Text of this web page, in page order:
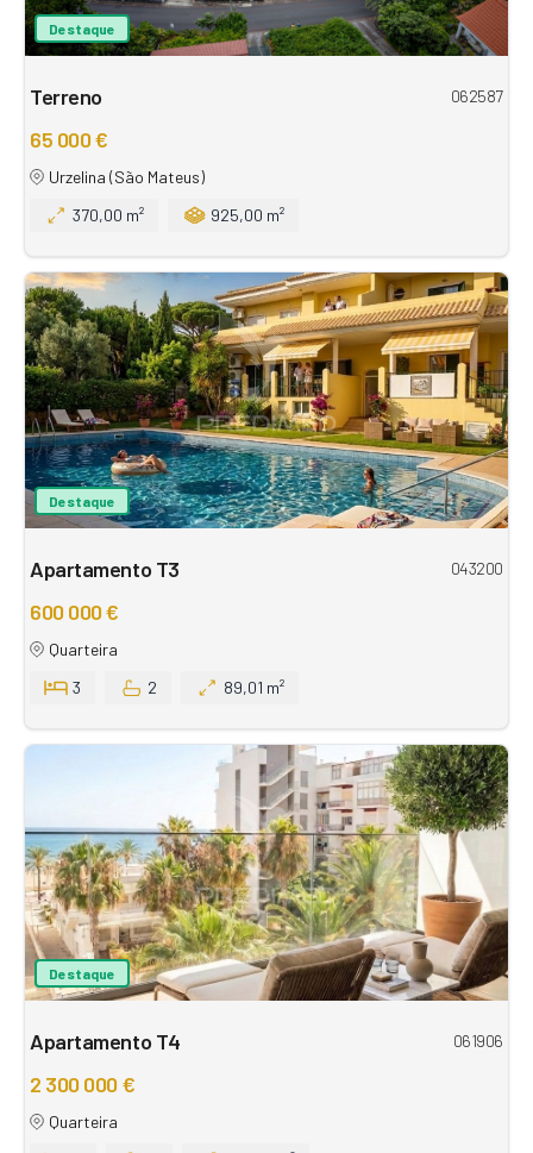
Destaque
Terreno 062587
65 000 €
Urzelina (São Mateus)
370,00 m²
925,00 m²
Destaque
Apartamento T3 043200
600 000 €
Quarteira
3
2 89,01 m²
Destaque
Apartamento T4 061906
2 300 000 €
Quarteira